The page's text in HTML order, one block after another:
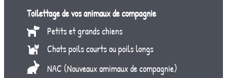
Toilettage de vos animaux de compagnie
Petits et grands chiens
Chats poils courts ou poils longs
NAC (Nouveaux amimaux de compagnie)